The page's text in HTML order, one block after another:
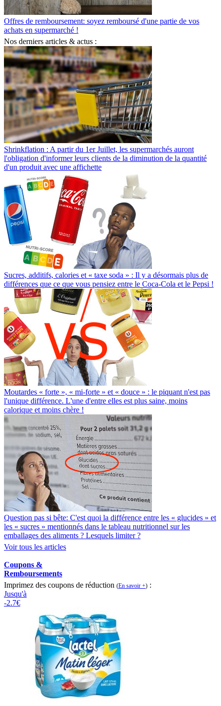
Offres de remboursement: soyez remboursé d'une partie de vos
achats en supermarché !
Nos derniers articles & actus :
Shrinkflation : A partir du 1er Juillet, les supermarchés auront
l'obligation d'informer leurs clients de la diminution de la quantité
d'un produit avec une affichette
Sucres, additifs, calories et « taxe soda » : Il y a désormais plus de
différences que ce que vous pensiez entre le Coca-Cola et le Pepsi !
Moutardes « forte », « mi-forte » et « douce » : le piquant n'est pas
l'unique différence. L'une d'entre elles est plus saine, moins
calorique et moins chère !
Question pas si bête: C'est quoi la différence entre les « glucides » et
les « sucres » mentionnés dans le tableau nutritionnel sur les
emballages des aliments ? Lesquels limiter ?
Voir tous les articles
Coupons &
Remboursements
Imprimez des coupons de réduction (En savoir +) :
Jusqu'à
-2.7€